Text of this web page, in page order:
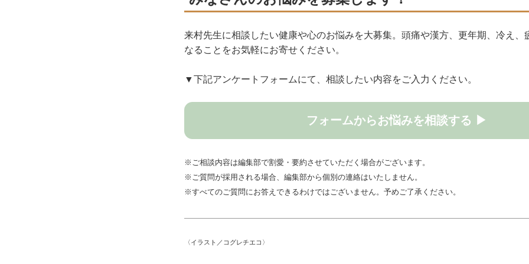
来村先生に相談したい健康や心のお悩みを大募集。頭痛や漢方、更年期、冷え
なることをお気軽にお寄せください。
▼下記アンケートフォームにて、相談したい内容をご入力ください。
フォームからお悩みを相談する ▶
※ご相談内容は編集部で割愛・要約させていただく場合がございます。
※ご質問が採用される場合、編集部から個別の連絡はいたしません。
※すべてのご質問にお答えできるわけではございません。予めご了承ください。
〈イラスト／コグレチエコ〉